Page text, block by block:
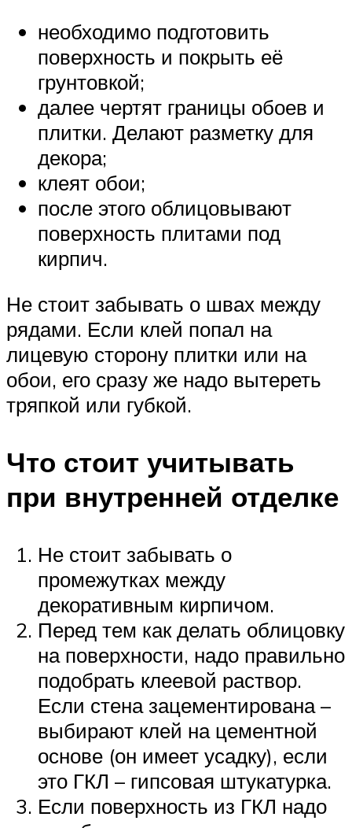
необходимо подготовить
поверхность и покрыть её
грунтовкой;
далее чертят границы обоев и
плитки. Делают разметку для
декора;
клеят обои;
после этого облицовывают
поверхность плитами под
кирпич.
Не стоит забывать о швах между
рядами. Если клей попал на
лицевую сторону плитки или на
обои, его сразу же надо вытереть
тряпкой или губкой.
Что стоит учитывать
при внутренней отделке
Не стоит забывать о
промежутках между
декоративным кирпичом.
Перед тем как делать облицовку
на поверхности, надо правильно
подобрать клеевой раствор.
Если стена зацементирована –
выбирают клей на цементной
основе (он имеет усадку), если
это ГКЛ – гипсовая штукатурка.
Если поверхность из ГКЛ надо